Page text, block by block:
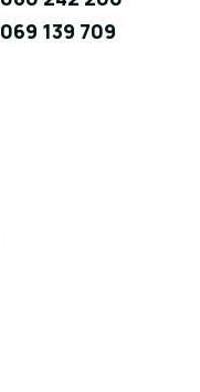
069 139 709